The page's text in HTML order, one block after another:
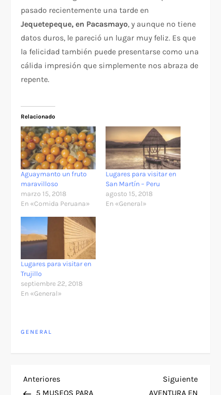
pasado recientemente una tarde en
Jequetepeque, en Pacasmayo, y aunque no tiene
datos duros, le pareció un lugar muy feliz. Es que
la felicidad también puede presentarse como una
cálida impresión que simplemente nos abraza de
repente.
Relacionado
Aguaymanto un fruto
maravilloso
marzo 15, 2018
En «Comida Peruana»
Lugares para visitar en
San Martín – Peru
agosto 15, 2018
En «General»
Lugares para visitar en
Trujillo
septiembre 22, 2018
En «General»
GENERAL
N
Entrada
anterior
Anteriores
5 MUSEOS PARA
Siguiente
AVENTURA EN